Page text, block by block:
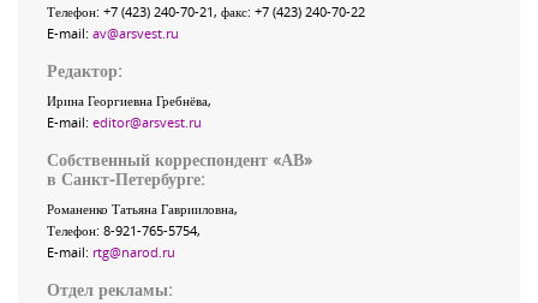
Телефон: +7 (423) 240-70-21, факс: +7 (423) 240-70-22
E-mail: av@arsvest.ru
Редактор:
Ирина Георгиевна Гребнёва,
E-mail: editor@arsvest.ru
Собственный корреспондент «АВ»
в Санкт-Петербурге:
Романенко Татьяна Гаврииловна,
Телефон: 8-921-765-5754,
E-mail: rtg@narod.ru
Отдел рекламы: